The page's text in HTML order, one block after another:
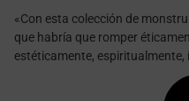
«Con esta colección de
que habría que romper
estéticamente,